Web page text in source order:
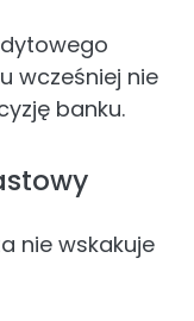
wcześniej nie
banku.
nie wskakuje